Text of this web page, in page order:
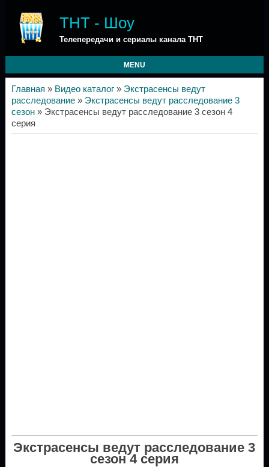
ТНТ - Шоу
Телепередачи и сериалы канала ТНТ
MENU
Главная » Видео каталог» Экстрасенсы ведут
расследование» Экстрасенсы ведут расследование 3
сезон» Экстрасенсы ведут расследование 3 сезон 4
серия
Экстрасенсы ведут расследование 3
сезон 4 серия